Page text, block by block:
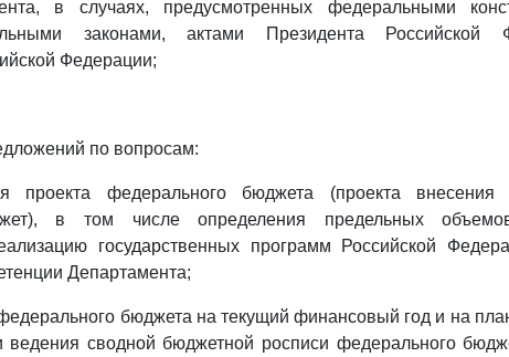
в случаях, предусмотренных федеральными
законами, актами Президента Российской
Федерации;
по вопросам:
проекта федерального бюджета (проекта
в том числе определения предельных
государственных программ Российской
Департамента;
бюджета на текущий финансовый год и на
ведения сводной бюджетной росписи федерального